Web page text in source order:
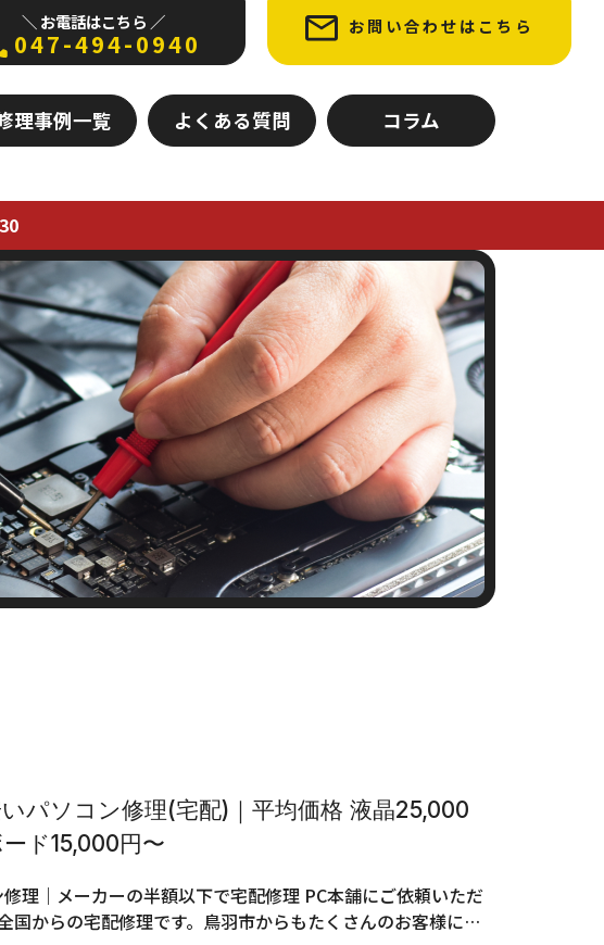
＼ お電話はこちら ／
047-494-0940
お問い合わせはこちら
理事例一覧 よくある質問 コラム
いパソコン修理(宅配)｜平均価格 液晶25,000
ド15,000円〜
理｜メーカーの半額以下で宅配修理 PC本舗にご依頼いただ
国からの宅配修理です。鳥羽市からもたくさんのお客様に…